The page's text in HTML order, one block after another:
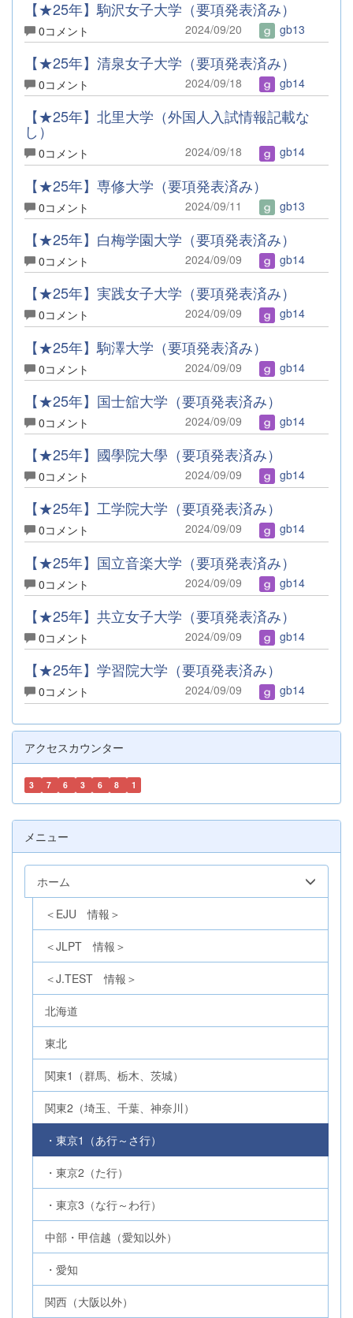
【★25年】駒沢女子大学（要項発表済み）
0コメント 2024/09/20 gb13
【★25年】清泉女子大学（要項発表済み）
0コメント 2024/09/18 gb14
【★25年】北里大学（外国人入試情報記載な
し）
0コメント 2024/09/18 gb14
【★25年】専修大学（要項発表済み）
0コメント 2024/09/11 gb13
【★25年】白梅学園大学（要項発表済み）
0コメント 2024/09/09 gb14
【★25年】実践女子大学（要項発表済み）
0コメント 2024/09/09 gb14
【★25年】駒澤大学（要項発表済み）
0コメント 2024/09/09 gb14
【★25年】国士舘大学（要項発表済み）
0コメント 2024/09/09 gb14
【★25年】國學院大學（要項発表済み）
0コメント 2024/09/09 gb14
【★25年】工学院大学（要項発表済み）
0コメント 2024/09/09 gb14
【★25年】国立音楽大学（要項発表済み）
0コメント 2024/09/09 gb14
【★25年】共立女子大学（要項発表済み）
0コメント 2024/09/09 gb14
【★25年】学習院大学（要項発表済み）
0コメント 2024/09/09 gb14
アクセスカウンター
3 7 6 3 6 8 1
メニュー
ホーム
＜EJU 情報＞
＜JLPT 情報＞
＜J.TEST 情報＞
北海道
東北
関東1（群馬、栃木、茨城）
関東2（埼玉、千葉、神奈川）
・東京1（あ行～さ行）
・東京2（た行）
・東京3（な行～わ行）
中部・甲信越（愛知以外）
・愛知
関西（大阪以外）